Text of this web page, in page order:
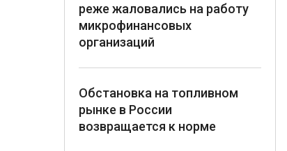
реже жаловались на работу
микрофинансовых
организаций
Обстановка на топливном
рынке в России
возвращается к норме